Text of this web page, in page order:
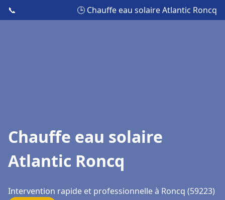
📞 🕒 Chauffe eau solaire Atlantic Roncq
Chauffe eau solaire
Atlantic Roncq
Intervention rapide et professionnelle à Roncq (59223)